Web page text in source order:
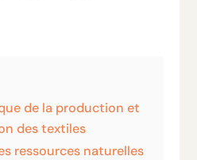
de la production et
des textiles
ressources naturelles